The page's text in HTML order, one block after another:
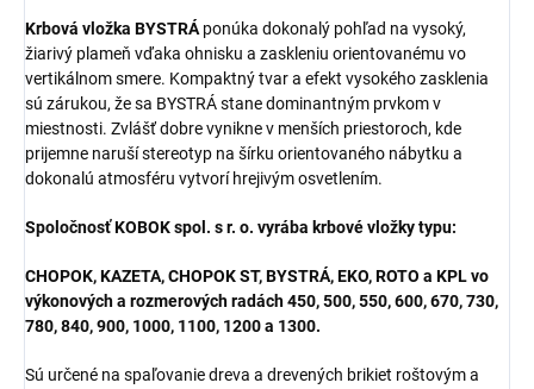
Krbová vložka BYSTRÁ ponúka dokonalý pohľad na vysoký,
žiarivý plameň vďaka ohnisku a zaskleniu orientovanému vo
vertikálnom smere. Kompaktný tvar a efekt vysokého zasklenia
sú zárukou, že sa BYSTRÁ stane dominantným prvkom v
miestnosti. Zvlášť dobre vynikne v menších priestoroch, kde
prijemne naruší stereotyp na šírku orientovaného nábytku a
dokonalú atmosféru vytvorí hrejivým osvetlením.
Spoločnosť KOBOK spol. s r. o. vyrába krbové vložky typu:
CHOPOK, KAZETA, CHOPOK ST, BYSTRÁ, EKO, ROTO a KPL vo
výkonových a rozmerových radách 450, 500, 550, 600, 670, 730,
780, 840, 900, 1000, 1100, 1200 a 1300.
Sú určené na spaľovanie dreva a drevených brikiet roštovým a